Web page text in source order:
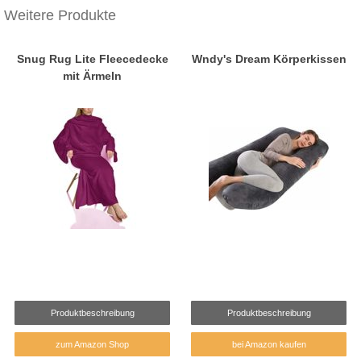
Weitere Produkte
Snug Rug Lite Fleecedecke
mit Ärmeln
Produktbeschreibung
zum Amazon Shop
Wndy's Dream Körperkissen
Produktbeschreibung
bei Amazon kaufen